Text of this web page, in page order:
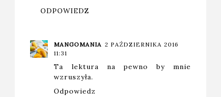
ODPOWIEDZ
MANGOMANIA 2 PAŹDZIERNIKA 2016
11:31
Ta lektura na pewno by mnie
wzruszyła.
Odpowiedz